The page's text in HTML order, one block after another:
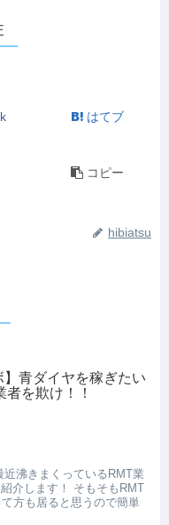
はてブ
コピー
hibiatsu
】青ダイヤを稼ぎたい
者を欺け！！
沸きまくっているRMT業
介します！ そもそもRMT
方も居ると思うので簡単